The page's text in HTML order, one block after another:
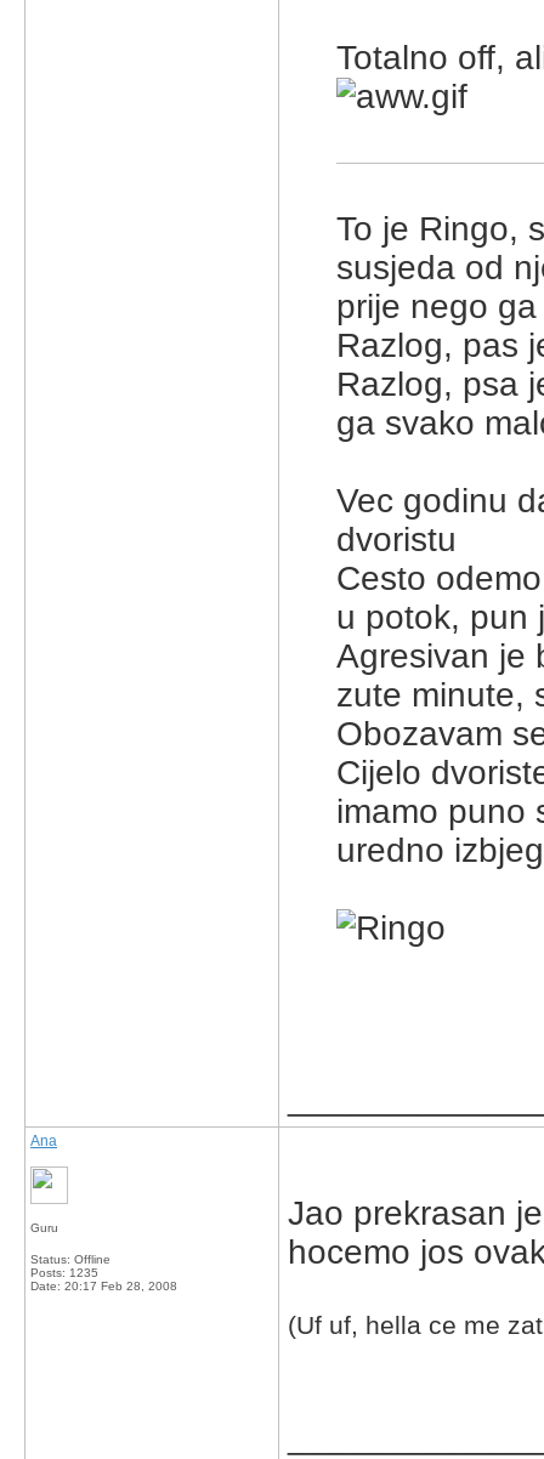
Totalno off,
To je Ringo,
susjeda od
prije nego
Razlog, pas
Razlog, psa
ga svako
Vec godinu
dvoristu
Cesto
u potok, pun
Agresivan je
zute minute,
Obozavam
Cijelo
imamo puno
uredno
Ana
Guru
Status: Offline
Posts: 1235
Date: 20:17 Feb 28, 2008
Jao prekrasan
hocemo jos
(Uf uf, hella ce me